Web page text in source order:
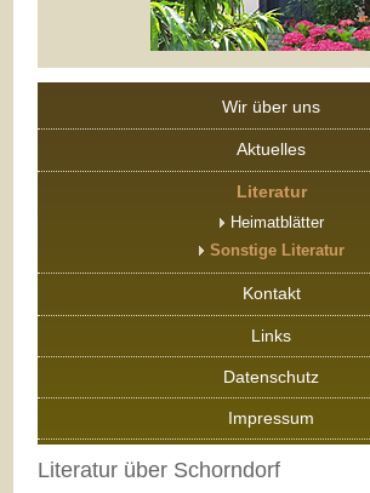
Wir über uns
Aktuelles
Literatur
Heimatblätter
Sonstige Literatur
Kontakt
Links
Datenschutz
Impressum
Literatur über Schorndorf